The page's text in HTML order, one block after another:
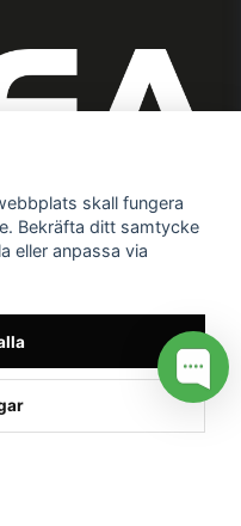
skall fungera
Bekräfta ditt samtycke
eller anpassa via